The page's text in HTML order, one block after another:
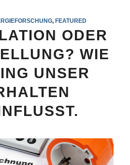
, FEATURED
ODER
WIE
UNSER